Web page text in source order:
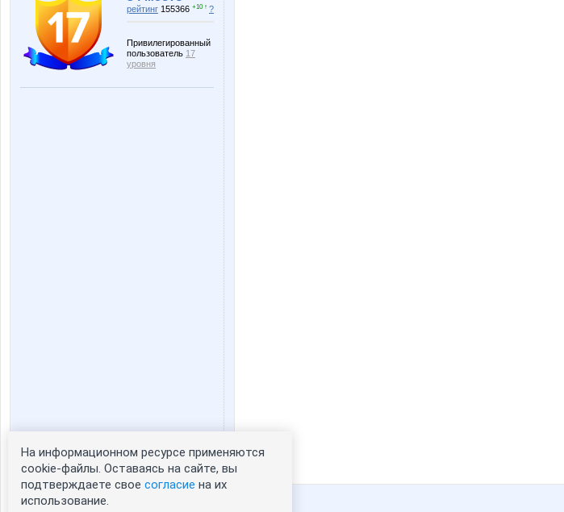
рейтинг 155366 +10 ↑ ?
Привилегированный
пользователь 17
уровня
Статистика портрета:
сейчас просматривают портрет -1
зарегистрированные пользователи
На информационном ресурсе применяются
cookie-файлы. Оставаясь на сайте, вы
подтверждаете свое согласие на их
использование.